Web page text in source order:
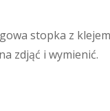
stopka z
zdjąć i wymienić.